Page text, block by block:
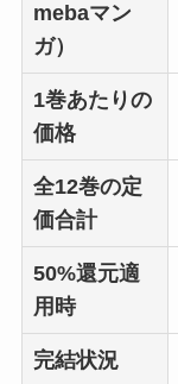
mebaマン
ガ）
1巻あたりの
価格
全12巻の定
価合計
50%還元適
用時
完結状況